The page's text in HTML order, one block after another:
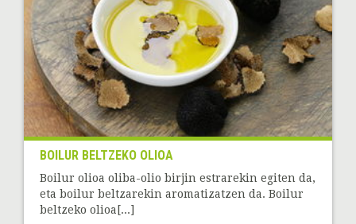
BOILUR BELTZEKO OLIOA
Boilur olioa oliba-olio birjin estrarekin egiten da,
eta boilur beltzarekin aromatizatzen da. Boilur
beltzeko olioa[...]